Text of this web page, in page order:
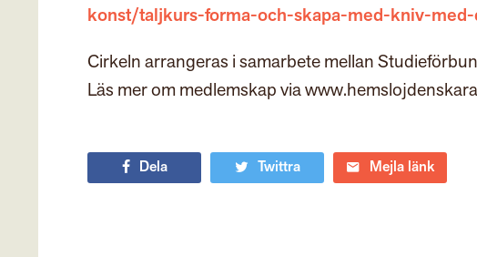
konst/taljkurs-forma-och-skapa-med-kniv-
Cirkeln arrangeras i samarbete mellan
Läs mer om medlemskap via
Dela Twittra Mejla länk